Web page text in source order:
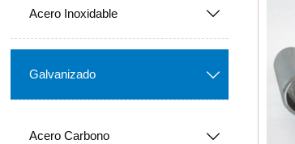
Acero Inoxidable 
Galvanizado 
Acero Carbono 